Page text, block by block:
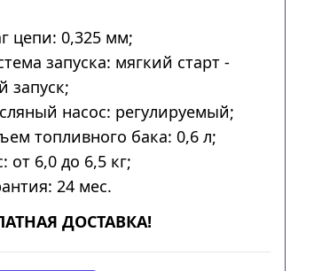
цепи: 0,325 мм;
запуска: мягкий старт -
запуск;
насос: регулируемый;
топливного бака: 0,6 л;
от 6,0 до 6,5 кг;
24 мес.
ДОСТАВКА!